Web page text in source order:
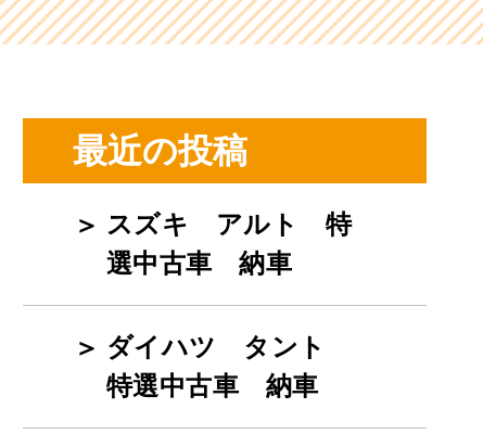
最近の投稿
スズキ アルト 特
選中古車 納車
ダイハツ タント
特選中古車 納車